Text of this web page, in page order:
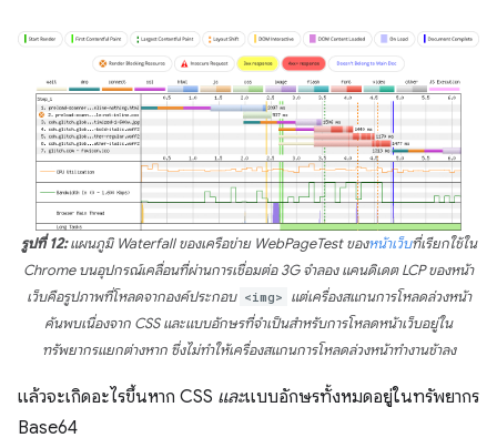
รูปที่ 12:แผนภูมิ Waterfall ของเครือข่าย WebPageTest ของหน้าเว็บที่เรียกใช้ใน
Chrome บนอุปกรณ์เคลื่อนที่ผ่านการเชื่อมต่อ 3G จำลอง แคนดิเดต LCP ของหน้า
เว็บคือรูปภาพที่โหลดจากองค์ประกอบ <img> แต่เครื่องสแกนการโหลดล่วงหน้า
ค้นพบเนื่องจาก CSS และแบบอักษรที่จำเป็นสำหรับการโหลดหน้าเว็บอยู่ใน
ทรัพยากรแยกต่างหาก ซึ่งไม่ทำให้เครื่องสแกนการโหลดล่วงหน้าทำงานช้าลง
แล้วจะเกิดอะไรขึ้นหาก CSS และแบบอักษรทั้งหมดอยู่ในทรัพยากร
Base64